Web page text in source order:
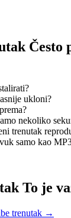
Često
ukloni?
nekoliko
trenutak
samo kao
To je
trenutak →